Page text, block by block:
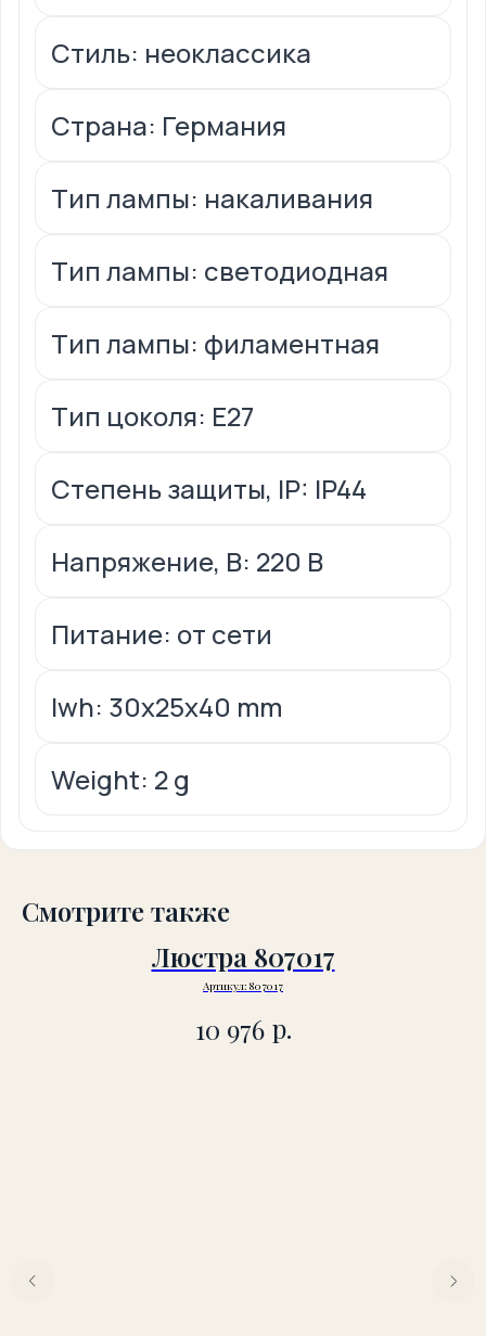
Стиль: неоклассика
Страна: Германия
Тип лампы: накаливания
Тип лампы: светодиодная
Тип лампы: филаментная
Тип цоколя: E27
Степень защиты, IP: IP44
Напряжение, В: 220 В
Питание: от сети
lwh: 30x25x40 mm
Weight: 2 g
Смотрите также
Люстра 807017
Артикул: 807017
10 976 р.